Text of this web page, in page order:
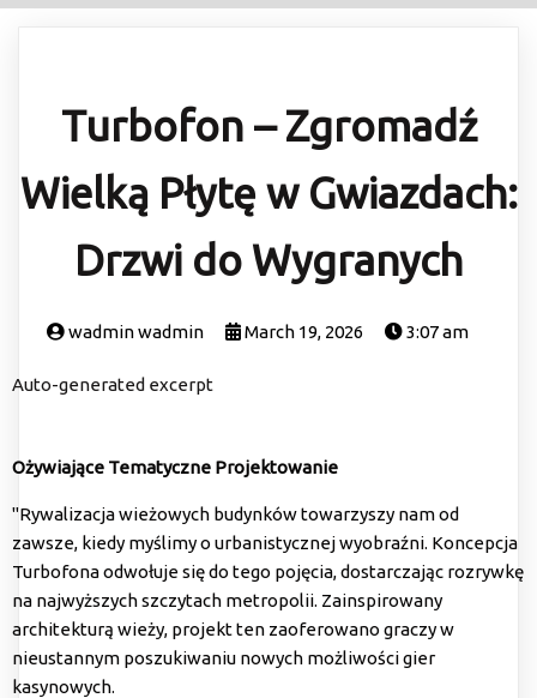
Turbofon – Zgromadź
Wielką Płytę w Gwiazdach:
Drzwi do Wygranych
wadmin wadmin March 19, 2026 3:07 am
Auto-generated excerpt
Ożywiające Tematyczne Projektowanie
"Rywalizacja wieżowych budynków towarzyszy nam od
zawsze, kiedy myślimy o urbanistycznej wyobraźni. Koncepcja
Turbofona odwołuje się do tego pojęcia, dostarczając rozrywkę
na najwyższych szczytach metropolii. Zainspirowany
architekturą wieży, projekt ten zaoferowano graczy w
nieustannym poszukiwaniu nowych możliwości gier
kasynowych.